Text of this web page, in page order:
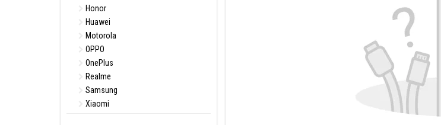
Honor
Huawei
Motorola
OPPO
OnePlus
Realme
Samsung
Xiaomi